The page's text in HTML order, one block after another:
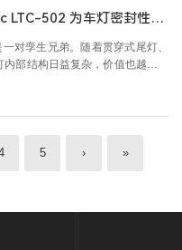
拒绝“起雾”与召回风险：innomatec LTC-502 为车灯密封性注入德系精工基因
对孪生兄弟。随着贯穿式尾灯、
部结构日益复杂，价值也越来越
5 › »